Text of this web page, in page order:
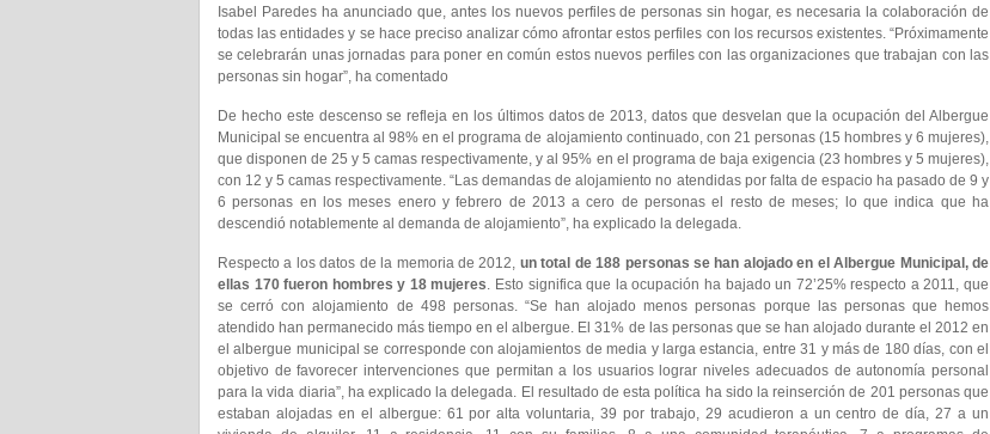
Isabel Paredes ha anunciado que, antes los nuevos perfiles de personas sin hogar, es necesaria la colaboración de
todas las entidades y se hace preciso analizar cómo afrontar estos perfiles con los recursos existentes. “Próximamente
se celebrarán unas jornadas para poner en común estos nuevos perfiles con las organizaciones que trabajan con las
personas sin hogar”, ha comentado
De hecho este descenso se refleja en los últimos datos de 2013, datos que desvelan que la ocupación del Albergue
Municipal se encuentra al 98% en el programa de alojamiento continuado, con 21 personas (15 hombres y 6 mujeres),
que disponen de 25 y 5 camas respectivamente, y al 95% en el programa de baja exigencia (23 hombres y 5 mujeres),
con 12 y 5 camas respectivamente. “Las demandas de alojamiento no atendidas por falta de espacio ha pasado de 9 y
6 personas en los meses enero y febrero de 2013 a cero de personas el resto de meses; lo que indica que ha
descendió notablemente al demanda de alojamiento”, ha explicado la delegada.
Respecto a los datos de la memoria de 2012, un total de 188 personas se han alojado en el Albergue Municipal, de
ellas 170 fueron hombres y 18 mujeres. Esto significa que la ocupación ha bajado un 72’25% respecto a 2011, que
se cerró con alojamiento de 498 personas. “Se han alojado menos personas porque las personas que hemos
atendido han permanecido más tiempo en el albergue. El 31% de las personas que se han alojado durante el 2012 en
el albergue municipal se corresponde con alojamientos de media y larga estancia, entre 31 y más de 180 días, con el
objetivo de favorecer intervenciones que permitan a los usuarios lograr niveles adecuados de autonomía personal
para la vida diaria”, ha explicado la delegada. El resultado de esta política ha sido la reinserción de 201 personas que
estaban alojadas en el albergue: 61 por alta voluntaria, 39 por trabajo, 29 acudieron a un centro de día, 27 a un